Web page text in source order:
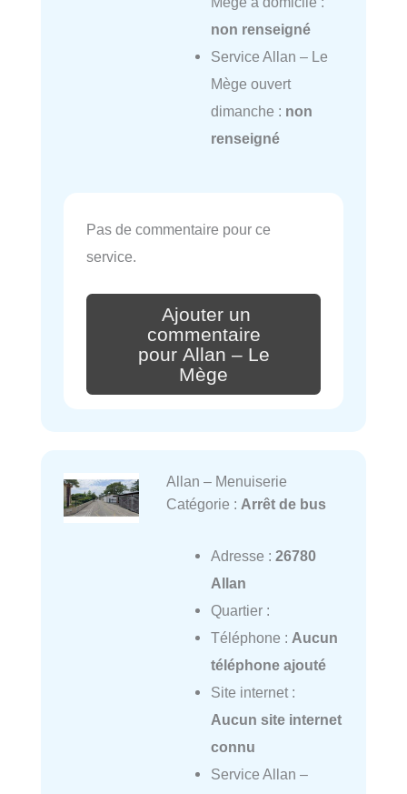
non renseigné
Service Allan – Le
Mège ouvert
dimanche : non
renseigné
Pas de commentaire pour ce
service.
Ajouter un
commentaire
pour Allan – Le
Mège
Allan – Menuiserie
Catégorie : Arrêt de bus
Adresse : 26780
Allan
Quartier :
Téléphone : Aucun
téléphone ajouté
Site internet :
Aucun site internet
connu
Service Allan –